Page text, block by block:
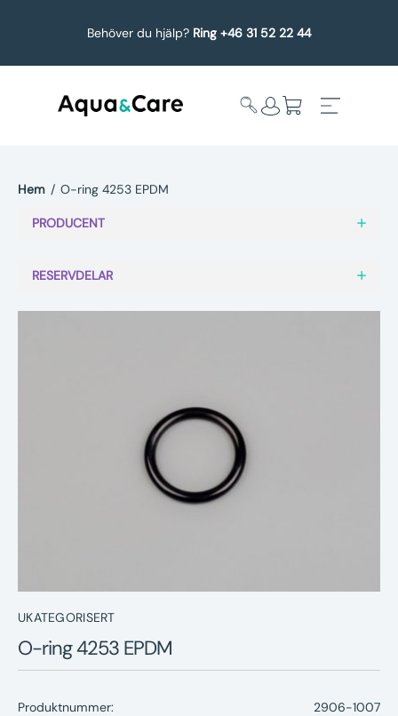
Behöver du hjälp? Ring +46 31 52 22 44
undermeny
Service
Nyheter
Underhållstips
Kontakt
Hem / O-ring 4253 EPDM
PRODUCENT
RESERVDELAR
UKATEGORISERT
O-ring 4253 EPDM
Produktnummer: 2906-1007